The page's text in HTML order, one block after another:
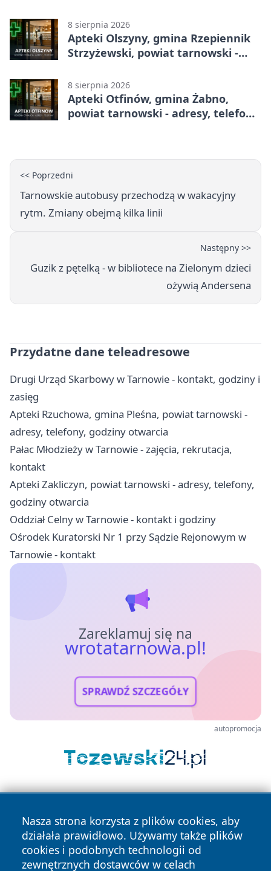
8 sierpnia 2026
Apteki Olszyny, gmina Rzepiennik
Strzyżewski, powiat tarnowski -
8 sierpnia 2026
Apteki Otfinów, gmina Żabno,
powiat tarnowski - adresy, telefony,
<< Poprzedni
Tarnowskie autobusy przechodzą w wakacyjny
rytm. Zmiany obejmą kilka linii
Następny >>
Guzik z pętelką - w bibliotece na Zielonym dzieci
ożywią Andersena
Przydatne dane teleadresowe
Drugi Urząd Skarbowy w Tarnowie - kontakt, godziny i
zasięg
Apteki Rzuchowa, gmina Pleśna, powiat tarnowski -
adresy, telefony, godziny otwarcia
Pałac Młodzieży w Tarnowie - zajęcia, rekrutacja,
kontakt
Apteki Zakliczyn, powiat tarnowski - adresy, telefony,
godziny otwarcia
Oddział Celny w Tarnowie - kontakt i godziny
Ośrodek Kuratorski Nr 1 przy Sądzie Rejonowym w
Tarnowie - kontakt
Zareklamuj się na
wrotatarnowa.pl!
SPRAWDŹ SZCZEGÓŁY
autopromocja
Nasza strona korzysta z plików cookies, aby
działała prawidłowo. Używamy także plików
cookies i podobnych technologii od
zewnętrznych dostawców w celach
Copyright © 2026 wrotatarnowa.pl Wszystkie prawa